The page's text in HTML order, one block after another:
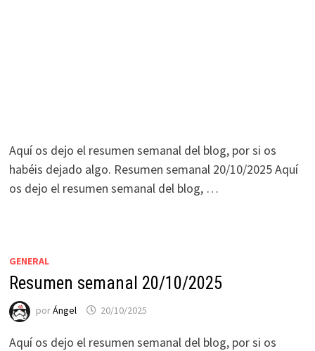
Aquí os dejo el resumen semanal del blog, por si os
habéis dejado algo. Resumen semanal 20/10/2025 Aquí
os dejo el resumen semanal del blog, …
GENERAL
Resumen semanal 20/10/2025
porÁngel 20/10/2025
Aquí os dejo el resumen semanal del blog, por si os